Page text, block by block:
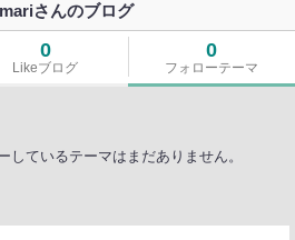
さんのブログ
0
Likeブログ
0
フォローテーマ
しているテーマはまだありません。